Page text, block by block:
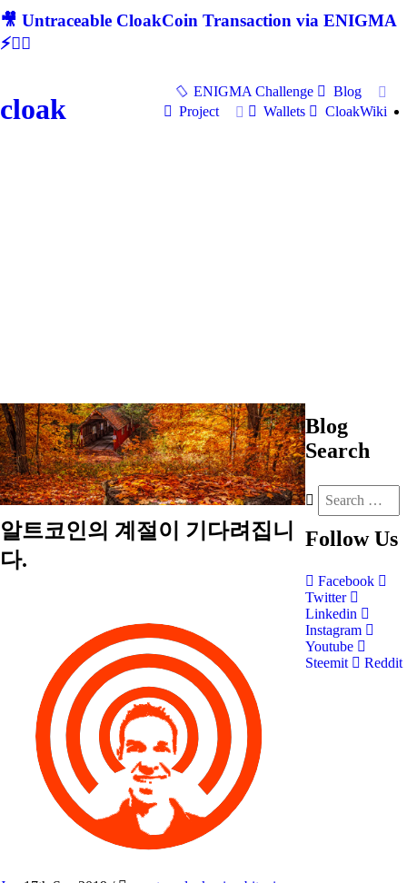
🎥 Untraceable CloakCoin Transaction via ENIGMA
⚡🕵‍♂
cloak
ENIGMA Challenge
Blog
Project
Wallets CloakWiki
알트코인의 계절이 기다려집니
다.
Blog
Search
Follow Us
Facebook
Twitter
Linkedin
Instagram
Youtube
Steemit
Reddit